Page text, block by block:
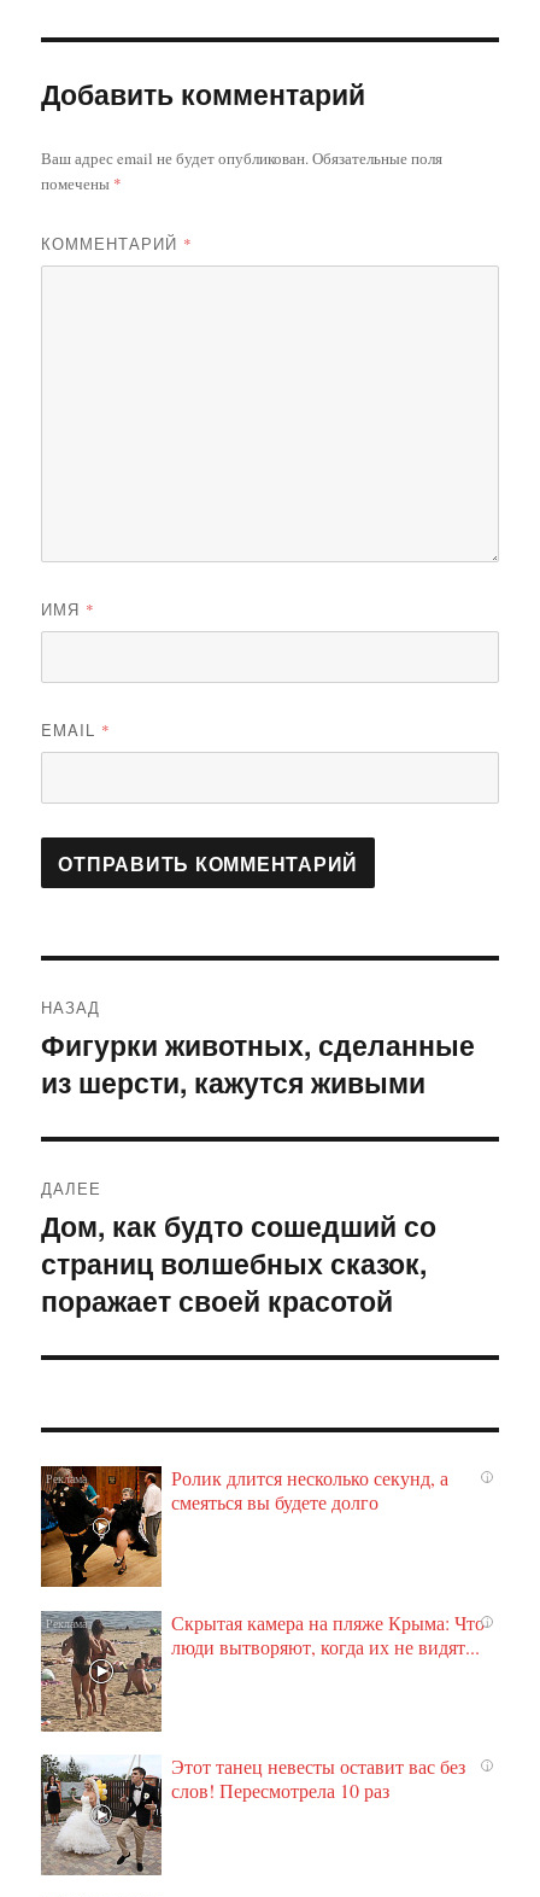
Добавить комментарий
Ваш адрес email не будет опубликован.Обязательные поля
помечены *
КОММЕНТАРИЙ *
ИМЯ *
EMAIL *
по
записям
НАЗАД
Предыдущая
запись:
Фигурки животных, сделанные
из шерсти, кажутся живыми
ДАЛЕЕ
Следующая
запись:
Дом, как будто сошедший со
страниц волшебных сказок,
поражает своей красотой
i
Ролик длится несколько секунд, а
смеяться вы будете долго
i
Скрытая камера на пляже Крыма: Что
люди вытворяют, когда их не видят...
i
Этот танец невесты оставит вас без
слов! Пересмотрела 10 раз